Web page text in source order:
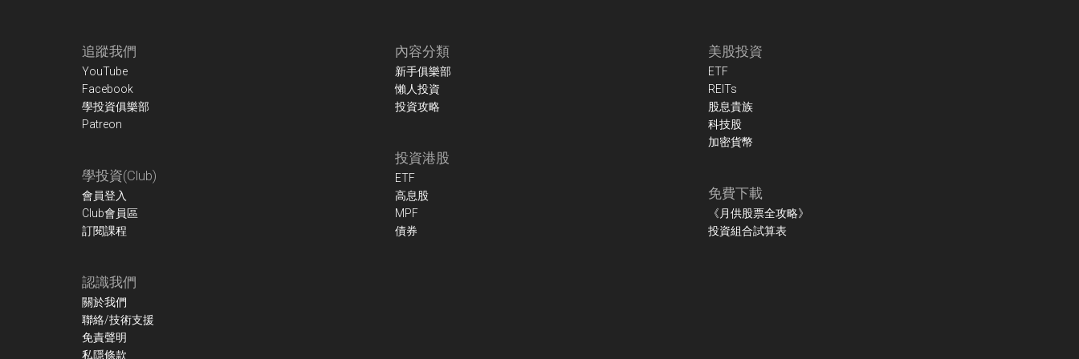
追蹤我們
YouTube
Facebook
學投資俱樂部
Patreon
學投資(Club)
會員登入
Club會員區
訂閱課程
認識我們
關於我們
聯絡/技術支援
免責聲明
私隱條款
內容分類
新手俱樂部
懶人投資
投資攻略
投資港股
ETF
高息股
MPF
債券
美股投資
ETF
REITs
股息貴族
科技股
加密貨幣
免費下載
《月供股票全攻略》
投資組合試算表